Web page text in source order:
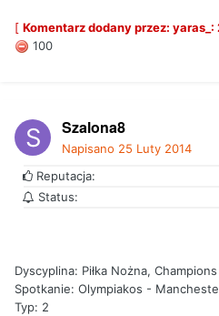
[ Komentarz dodany przez:
100
Szalona8
Napisano 25 Luty 2014
Reputacja:
Status:
Dyscyplina: Piłka Nożna,
Spotkanie: Olympiakos -
Typ: 2